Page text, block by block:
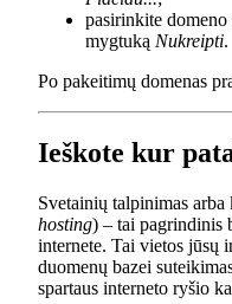
pasirinkite
mygtuką Nukreipti.
Po pakeitimų domenas
Ieškote kur
Svetainių talpinimas
hosting) – tai pagrindinis
internete. Tai vietos jūsų
duomenų bazei
spartaus interneto ryšio